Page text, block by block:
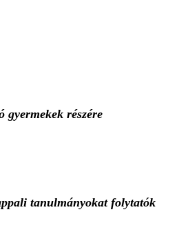
részére
tanulmányokat folytatók